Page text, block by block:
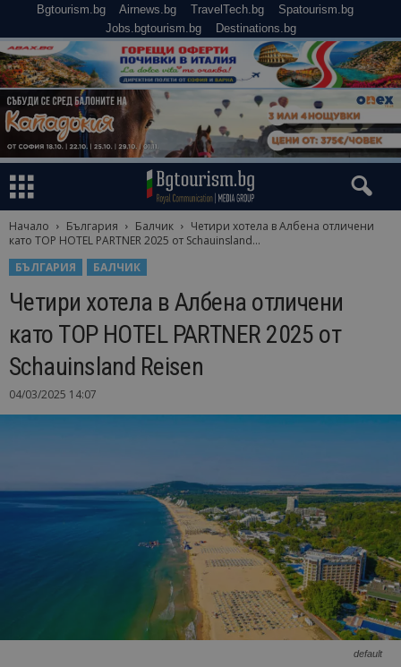
Bgtourism.bg Airnews.bg TravelTech.bg
Spatourism.bg
Jobs.bgtourism.bg
Destinations.bg
Начало България Балчик
Четири хотела в Албена отличени
като TOP HOTEL PARTNER 2025 от Schauinsland...
БЪЛГАРИЯ
БАЛЧИК
Четири хотела в Албена отличени
като TOP HOTEL PARTNER 2025 от
Schauinsland Reisen
04/03/2025 14:07
default